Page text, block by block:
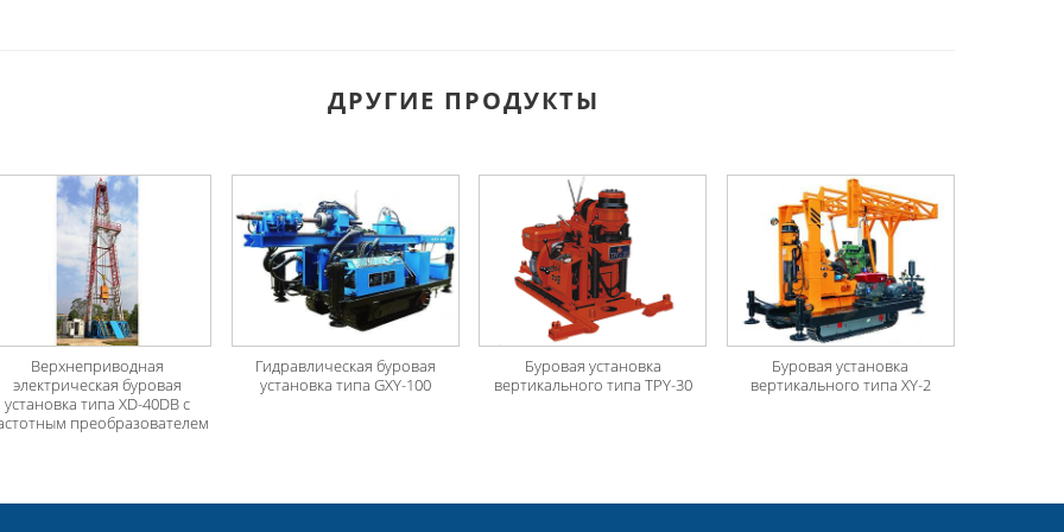
ДРУГИЕ ПРОДУКТЫ
Верхнеприводная
электрическая буровая
установка типа XD-40DB с
преобразователем
Гидравлическая буровая
установка типа GXY-100
Буровая установка
вертикального типа TPY-30
Буровая установка
вертикального типа XY-2